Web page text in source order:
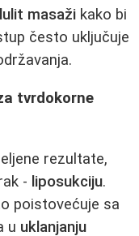
masaži kako bi
često uključuje
tvrdokorne
rezultate,
- liposukciju.
poistovećuje sa
u uklanjanju